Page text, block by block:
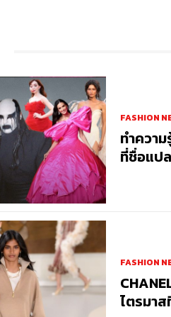
FASHION
ทำควา
ที่ชื่อแปล
FASHION
ไตรมา